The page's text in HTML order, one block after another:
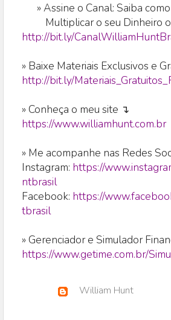
»Assine o Canal: Saiba
Multiplicar o seu Dinheiro
http://bit.ly/
» Baixe Materiais Exclusivos e
http://bit.ly/
» Conheça o meu site ↴
https://www.williamhunt.com.br
» Me acompanhe nas Redes
Instagram: https://
ntbrasil
Facebook: https://
tbrasil
» Gerenciador e Simulador
https://www.getime.com.br/
William Hunt